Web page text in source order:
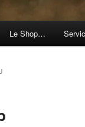
Le Shop…